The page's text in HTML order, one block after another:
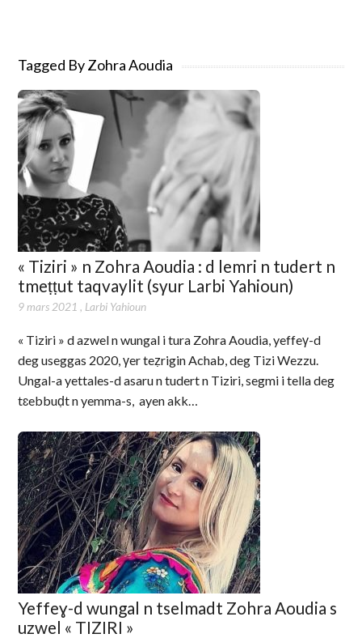
Tagged By Zohra Aoudia
« Tiziri » n Zohra Aoudia : d lemri n tudert n
tmeṭṭut taqvaylit (sγur Larbi Yahioun)
9 mars 2021 , Larbi Yahioun
« Tiziri » d azwel n wungal i tura Zohra Aoudia, yeffeγ-d
deg useggas 2020, γer teẓrigin Achab, deg Tizi Wezzu.
Ungal-a yettales-d asaru n tudert n Tiziri, segmi i tella deg
tɛebbuḍt n yemma-s, ayen akk…
Yeffeɣ-d wungal n tselmadt Zohra Aoudia s
uzwel « TIZIRI »